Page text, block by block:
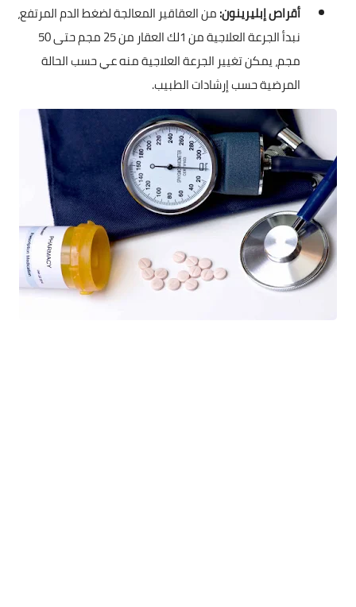
أقراص إبليرينون:من العقاقير المعالجة لضغط الدم المرتفع،
نبدأ الجرعة العلاجية من 1لك العقار من 25 مجم حتى 50
مجم، يمكن تغيير الجرعة العلاجية منه عي حسب الحالة
المرضية حسب إرشادات الطبيب.